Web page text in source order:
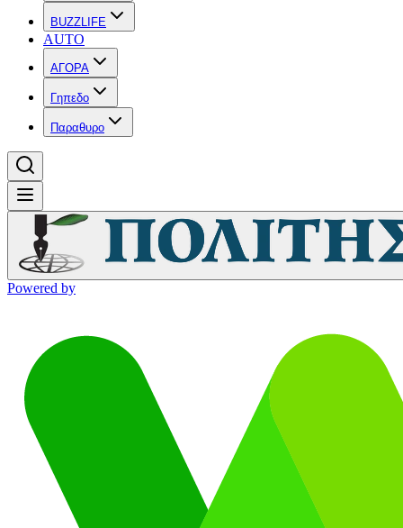
BUZZLIFE
AUTO
ΑΓΟΡΑ
Γηπεδο
Παραθυρο
Powered by